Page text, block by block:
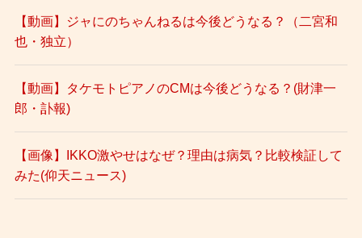
【動画】ジャにのちゃんねるは今後どうなる？（二宮和
也・独立）
【動画】タケモトピアノのCMは今後どうなる？(財津一
郎・訃報)
【画像】IKKO激やせはなぜ？理由は病気？比較検証して
みた(仰天ニュース)